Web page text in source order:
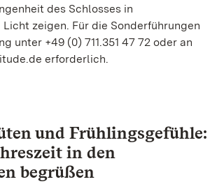
des Schlosses in
zeigen. Für die Sonderführungen
unter +49 (0) 711.351 47 72 oder an
erforderlich.
und Frühlingsgefühle:
in den
begrüßen